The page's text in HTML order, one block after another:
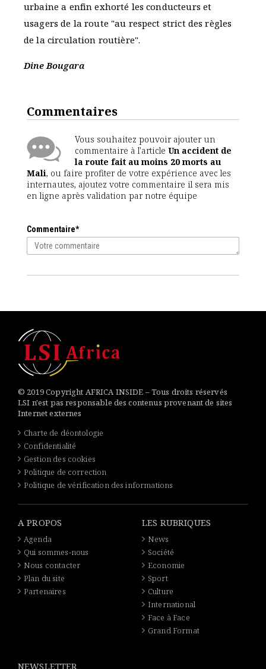
urbaine a enfin exhorté les conducteurs et
usagers de la route "au respect strict des règles
de la circulation routière".
Dine Bougara
Commentaires
Vous souhaitez pouvoir ajouter un
commentaire à l'article Un accident de
la route fait au moins 20 morts au
Mali, ou faire profiter de votre expérience avec les
internautes, ajoutez votre commentaire il sera mis
en ligne après validation par notre équipe
Commentaire*
© 2019 Copyright AFRICA INSIDE – Tous droits réservés
LSI n'est pas responsable des contenus provenant de sites
Internet externes
Charte de déontologie
Confidentialité
Gestion des cookies
Politique de correction
Politique de vérification des informations
A PROPOS
Agenda
Qui sommes-nous
Nous contacter
Plan du site
Partenaires
LES RUBRIQUES
News
Société
Economie
Sport
Culture
International
Face à Face
Grand Format
NEWSLETTER